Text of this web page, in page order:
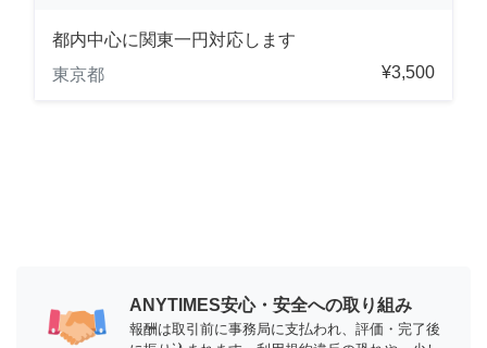
都内中心に関東一円対応します
東京都
¥3,500
ANYTIMES安心・安全への取り組み
報酬は取引前に事務局に支払われ、評価・完了後